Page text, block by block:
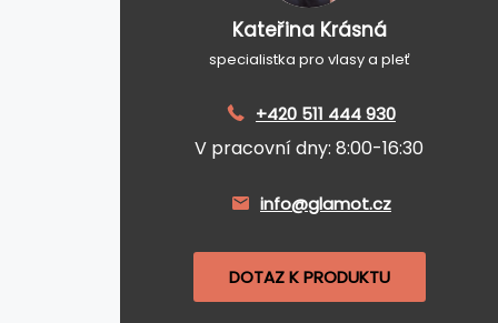
Kateřina Krásná
specialistka pro vlasy a pleť
+420 511 444 930
V pracovní dny: 8:00-16:30
info@glamot.cz
DOTAZ K PRODUKTU